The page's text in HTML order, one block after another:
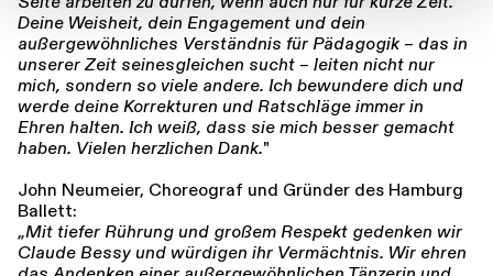
Deine Weisheit, dein Engagement und dein
außergewöhnliches Verständnis für Pädagogik – das in
unserer Zeit seinesgleichen sucht – leiten nicht nur
mich, sondern so viele andere. Ich bewundere dich und
werde deine Korrekturen und Ratschläge immer in
Ehren halten. Ich weiß, dass sie mich besser gemacht
haben. Vielen herzlichen Dank."
John Neumeier, Choreograf und Gründer des Hamburg
Ballett:
„Mit tiefer Rührung und großem Respekt gedenken wir
Claude Bessy und würdigen ihr Vermächtnis. Wir ehren